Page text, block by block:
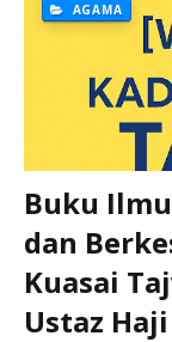
AGAMA
Buku
dan
Kuasai
Ustaz